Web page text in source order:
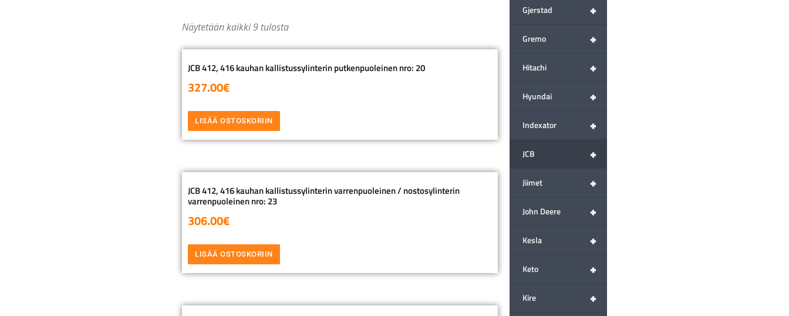
Näytetään kaikki 9 tulosta
JCB 412, 416 kauhan kallistussylinterin putkenpuoleinen nro: 20
327.00€
LISÄÄ OSTOSKORIIN
JCB 412, 416 kauhan kallistussylinterin varrenpuoleinen / nostosylinterin
varrenpuoleinen nro: 23
306.00€
LISÄÄ OSTOSKORIIN
+
Gjerstad
+
Gremo
+
Hitachi
+
Hyundai
+
Indexator
+
JCB
+
Jiimet
+
John Deere
+
Kesla
+
Keto
+
Kire